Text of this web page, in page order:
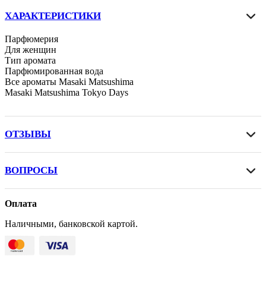
ХАРАКТЕРИСТИКИ
Парфюмерия
Для женщин
Тип аромата
Парфюмированная вода
Все ароматы Masaki Matsushima
Masaki Matsushima Tokyo Days
ОТЗЫВЫ
ВОПРОСЫ
Оплата
Наличными, банковской картой.